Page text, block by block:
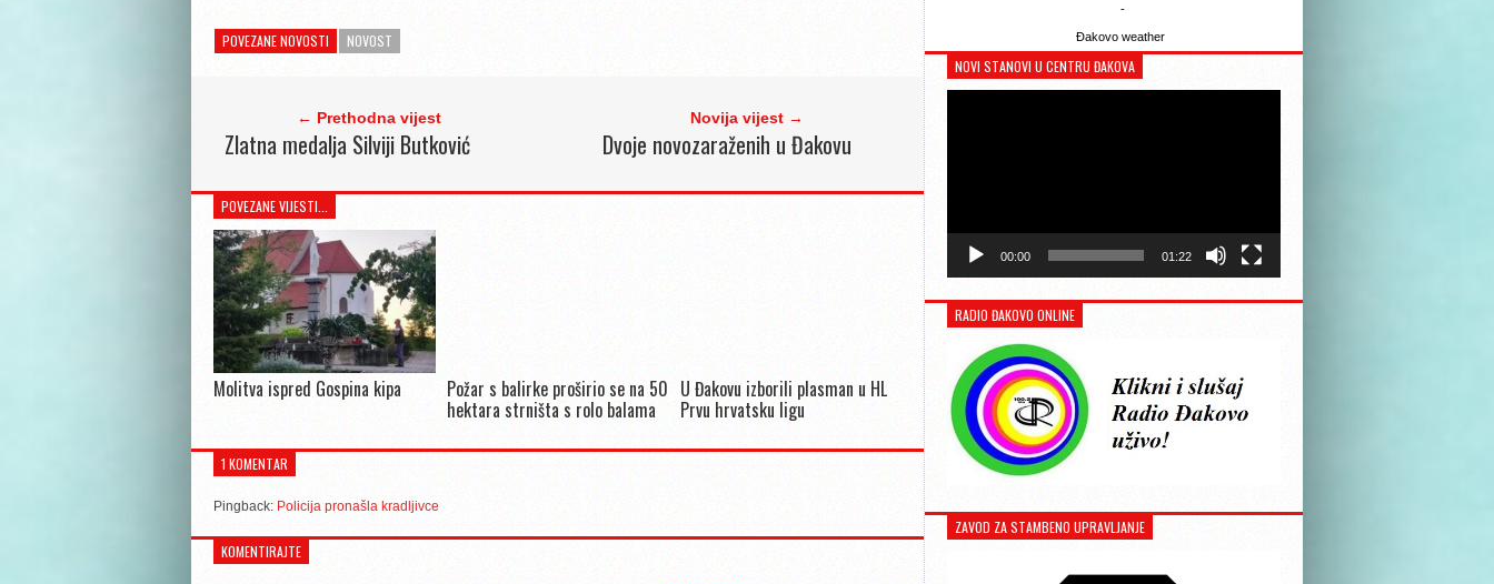
POVEZANE NOVOSTI NOVOST
← Prethodna vijest
Zlatna medalja Silviji Butković
Novija vijest →
Dvoje novozaraženih u Đakovu
POVEZANE VIJESTI...
Molitva ispred Gospina kipa Požar s balirke proširio se na 50
hektara strništa s rolo balama
U Đakovu izborili plasman u HL
Prvu hrvatsku ligu
1 KOMENTAR
Pingback: Policija pronašla kradljivce
KOMENTIRAJTE
-
Đakovo weather
NOVI STANOVI U CENTRU ĐAKOVA
00:00 01:22
RADIO ĐAKOVO ONLINE
ZAVOD ZA STAMBENO UPRAVLJANJE